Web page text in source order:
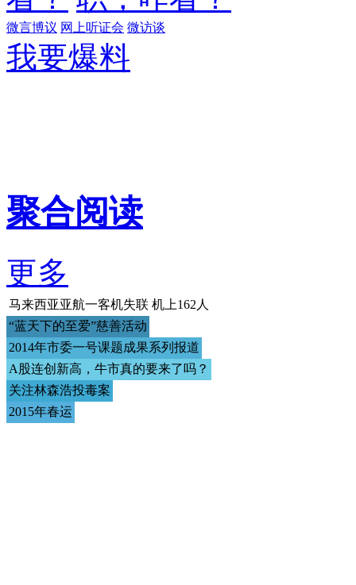
微言博议 网上听证会 微访谈
我要爆料
聚合阅读
更多
马来西亚亚航一客机失联 机上162人
“蓝天下的至爱”慈善活动
2014年市委一号课题成果系列报道
A股连创新高，牛市真的要来了吗？
关注林森浩投毒案
2015年春运